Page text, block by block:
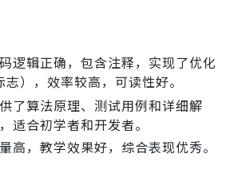
逻辑正确，包含注释，实现了优化
志），效率较高，可读性好。
了算法原理、测试用例和详细解
适合初学者和开发者。
高，教学效果好，综合表现优秀。